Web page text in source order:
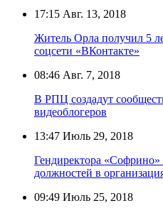
17:15 Авг. 13, 2018
Житель Орла получил 5
соцсети «ВКонтакте»
08:46 Авг. 7, 2018
В РПЦ создадут
видеоблогеров
13:47 Июль 29, 2018
Гендиректора «Софрино»
должностей в
09:49 Июль 25, 2018